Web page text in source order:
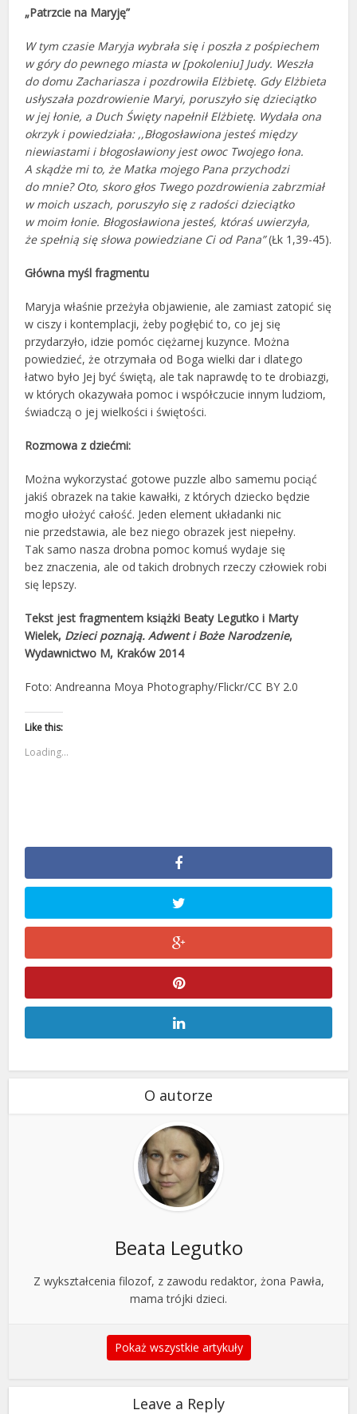
„Patrzcie na Maryję”
W tym czasie Maryja wybrała się i poszła z pośpiechem
w góry do pewnego miasta w [pokoleniu] Judy. Weszła
do domu Zachariasza i pozdrowiła Elżbietę. Gdy Elżbieta
usłyszała pozdrowienie Maryi, poruszyło się dzieciątko
w jej łonie, a Duch Święty napełnił Elżbietę. Wydała ona
okrzyk i powiedziała: ,,Błogosławiona jesteś między
niewiastami i błogosławiony jest owoc Twojego łona.
A skądże mi to, że Matka mojego Pana przychodzi
do mnie? Oto, skoro głos Twego pozdrowienia zabrzmiał
w moich uszach, poruszyło się z radości dzieciątko
w moim łonie. Błogosławiona jesteś, któraś uwierzyła,
że spełnią się słowa powiedziane Ci od Pana”(Łk 1,39-45).
Główna myśl fragmentu
Maryja właśnie przeżyła objawienie, ale zamiast zatopić się
w ciszy i kontemplacji, żeby pogłębić to, co jej się
przydarzyło, idzie pomóc ciężarnej kuzynce. Można
powiedzieć, że otrzymała od Boga wielki dar i dlatego
łatwo było Jej być świętą, ale tak naprawdę to te drobiazgi,
w których okazywała pomoc i współczucie innym ludziom,
świadczą o jej wielkości i świętości.
Rozmowa z dziećmi:
Można wykorzystać gotowe puzzle albo samemu pociąć
jakiś obrazek na takie kawałki, z których dziecko będzie
mogło ułożyć całość. Jeden element układanki nic
nie przedstawia, ale bez niego obrazek jest niepełny.
Tak samo nasza drobna pomoc komuś wydaje się
bez znaczenia, ale od takich drobnych rzeczy człowiek robi
się lepszy.
Tekst jest fragmentem książki Beaty Legutko i Marty
Wielek, Dzieci poznają. Adwent i Boże Narodzenie,
Wydawnictwo M, Kraków 2014
Foto: Andreanna Moya Photography/Flickr/CC BY 2.0
Like this:
Loading...
O autorze
Beata Legutko
Z wykształcenia filozof, z zawodu redaktor, żona Pawła,
mama trójki dzieci.
Pokaż wszystkie artykuły
Leave a Reply